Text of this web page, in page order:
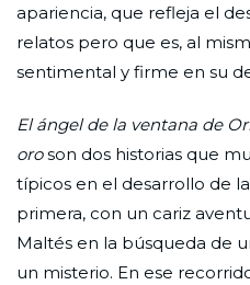
apariencia, que refleja el
relatos pero que es, al
sentimental y firme en su
El ángel de la ventana de
oroson dos historias que
típicos en el desarrollo de
primera, con un cariz
Maltés en la búsqueda de
un misterio. En ese